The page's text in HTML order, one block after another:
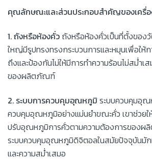
คุณลักษณะและส่วนประกอบสำคัญของเครื่
1. ถังหรือห้องคั่ว ถังหรือห้องคั่วเป็นที่ตั้งของ
ใหญ่มีรูปทรงทรงกระบวนการและหมุนเพื่อให้ก
ถึงและป้องกันไม่ให้มีการทำความร้อนไม่สม่ำ
ของผลิตภัณฑ์
2. ระบบการควบคุมอุณหภูมิ ระบบควบคุมอุณ
ควบคุมอุณหภูมิอย่างแม่นยำขณะคั่ว เขาช่วยใ
ปรับอุณหภูมิการคั่วตามความต้องการของผ
ระบบควบคุมอุณหภูมิดิจิตอลในสมัยปัจจุบันมัก
และความสม่ำเสมอ